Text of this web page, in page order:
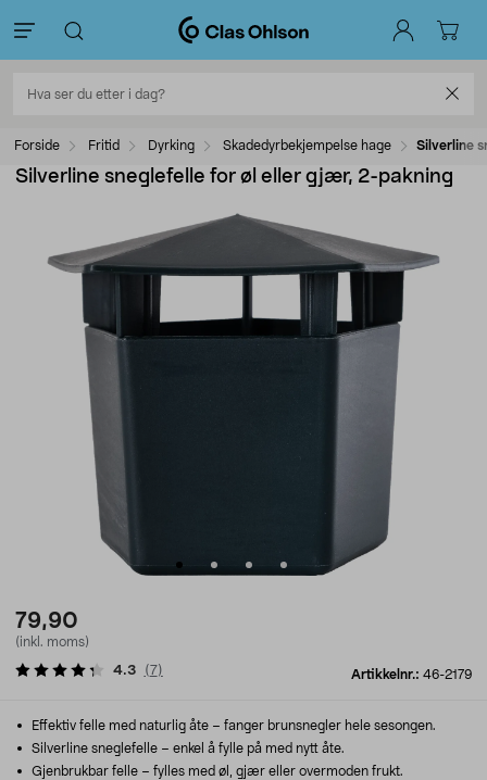
Forside Fritid Dyrking Skadedyrbekjempelse hage Silverline
Silverline sneglefelle for øl eller gjær, 2-pakning
79,90
(inkl. moms)
Artikkelnr.: 46-2179
4.3 (7)
Effektiv felle med naturlig åte – fanger brunsnegler hele sesongen.
Silverline sneglefelle – enkel å fylle på med nytt åte.
Gjenbrukbar felle – fylles med øl, gjær eller overmoden frukt.